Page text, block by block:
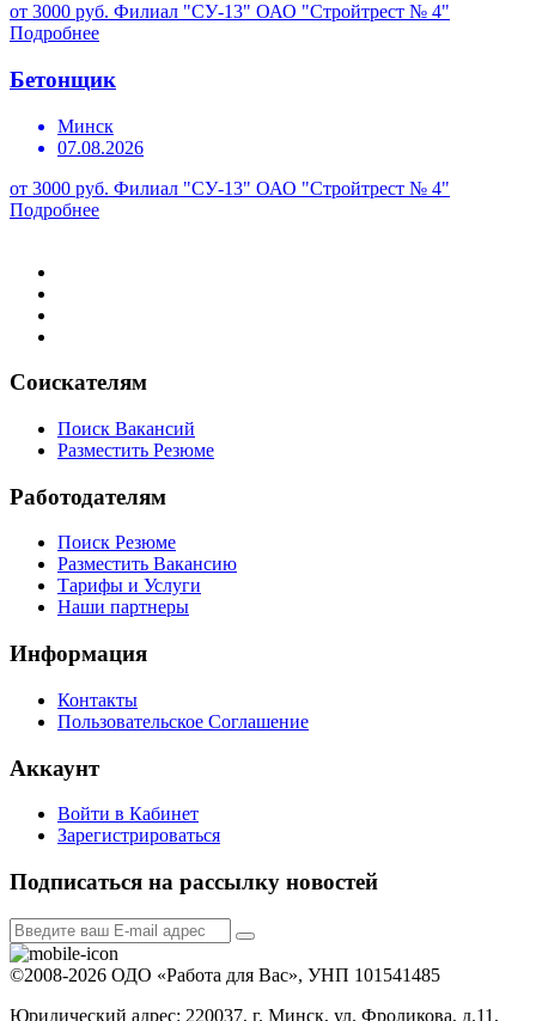
от 3000 руб. Филиал "СУ-13" ОАО "Стройтрест № 4"
Подробнее
Бетонщик
Минск
07.08.2026
от 3000 руб. Филиал "СУ-13" ОАО "Стройтрест № 4"
Подробнее
Соискателям
Поиск Вакансий
Разместить Резюме
Работодателям
Поиск Резюме
Разместить Вакансию
Тарифы и Услуги
Наши партнеры
Информация
Контакты
Пользовательское Соглашение
Аккаунт
Войти в Кабинет
Зарегистрироваться
Подписаться на рассылку новостей
©2008-2026 ОДО «Работа для Вас», УНП 101541485
Юридический адрес: 220037, г. Минск, ул. Фроликова, д.11,